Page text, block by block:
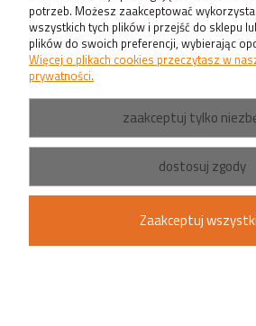
potrzeb. Możesz zaakceptować
wszystkich tych plików i przejść do sklepu
plików do swoich preferencji, wybierając
Więcej o plikach cookies przeczytasz w
prywatności.
zaakceptuj tylko
dostosuj zgody
Zaakceptuj